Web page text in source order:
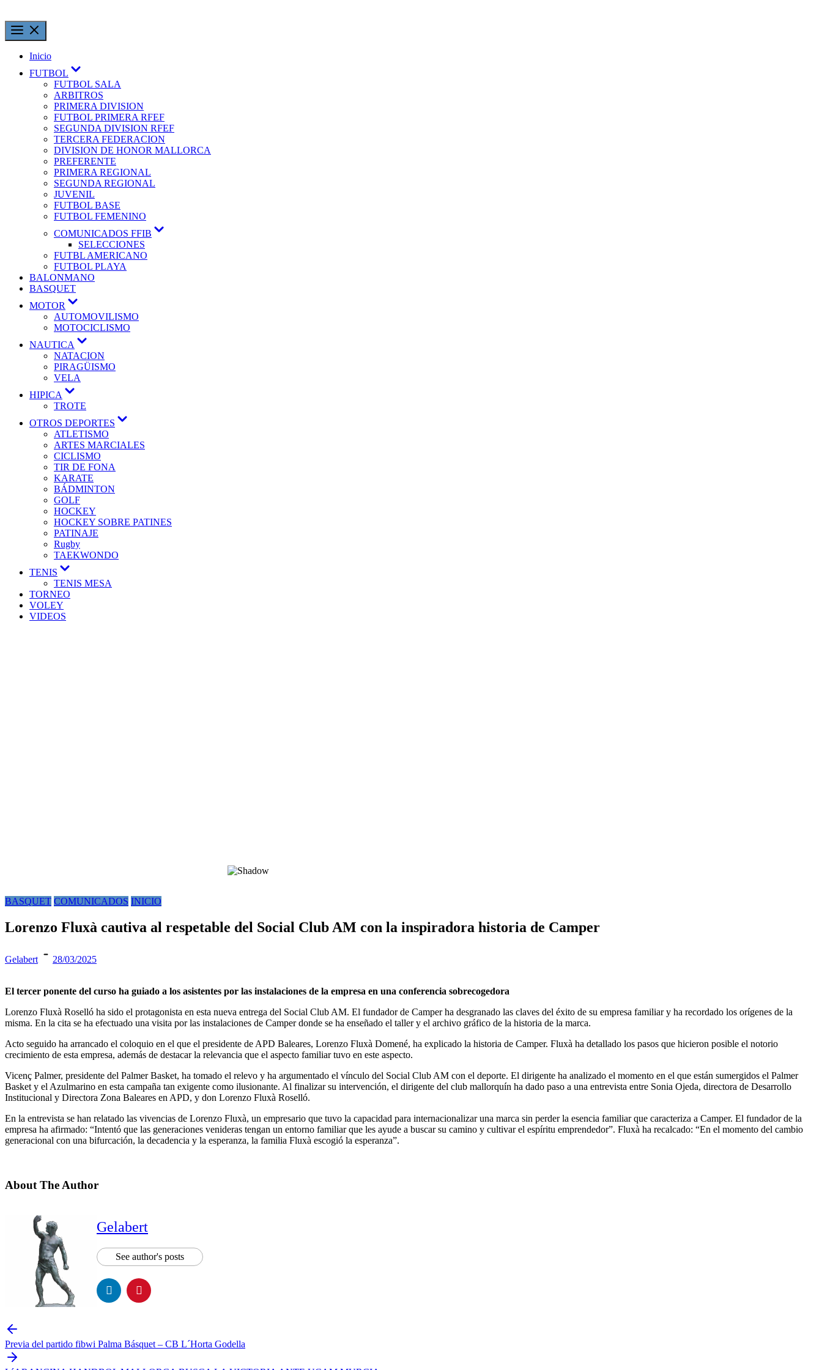
Inicio
FUTBOL
FUTBOL SALA
ARBITROS
PRIMERA DIVISION
FUTBOL PRIMERA RFEF
SEGUNDA DIVISION RFEF
TERCERA FEDERACION
DIVISION DE HONOR MALLORCA
PREFERENTE
PRIMERA REGIONAL
SEGUNDA REGIONAL
JUVENIL
FUTBOL BASE
FUTBOL FEMENINO
COMUNICADOS FFIB
SELECCIONES
FUTBL AMERICANO
FUTBOL PLAYA
BALONMANO
BASQUET
MOTOR
AUTOMOVILISMO
MOTOCICLISMO
NAUTICA
NATACION
PIRAGÜISMO
VELA
HIPICA
TROTE
OTROS DEPORTES
ATLETISMO
ARTES MARCIALES
CICLISMO
TIR DE FONA
KARATE
BÁDMINTON
GOLF
HOCKEY
HOCKEY SOBRE PATINES
PATINAJE
Rugby
TAEKWONDO
TENIS
TENIS MESA
TORNEO
VOLEY
VIDEOS
BASQUET COMUNICADOS INICIO
Lorenzo Fluxà cautiva al respetable del Social Club AM con la inspiradora historia de Camper
Gelabert 28/03/2025
El tercer ponente del curso ha guiado a los asistentes por las instalaciones de la empresa en una conferencia sobrecogedora
Lorenzo Fluxà Roselló ha sido el protagonista en esta nueva entrega del Social Club AM. El fundador de Camper ha desgranado las claves del éxito de su empresa familiar y ha recordado los orígenes de la
misma. En la cita se ha efectuado una visita por las instalaciones de Camper donde se ha enseñado el taller y el archivo gráfico de la historia de la marca.
Acto seguido ha arrancado el coloquio en el que el presidente de APD Baleares, Lorenzo Fluxà Domené, ha explicado la historia de Camper. Fluxà ha detallado los pasos que hicieron posible el notorio
crecimiento de esta empresa, además de destacar la relevancia que el aspecto familiar tuvo en este aspecto.
Vicenç Palmer, presidente del Palmer Basket, ha tomado el relevo y ha argumentado el vínculo del Social Club AM con el deporte. El dirigente ha analizado el momento en el que están sumergidos el Palmer
Basket y el Azulmarino en esta campaña tan exigente como ilusionante. Al finalizar su intervención, el dirigente del club mallorquín ha dado paso a una entrevista entre Sonia Ojeda, directora de Desarrollo
Institucional y Directora Zona Baleares en APD, y don Lorenzo Fluxà Roselló.
En la entrevista se han relatado las vivencias de Lorenzo Fluxà, un empresario que tuvo la capacidad para internacionalizar una marca sin perder la esencia familiar que caracteriza a Camper. El fundador de la
empresa ha afirmado: “Intentó que las generaciones venideras tengan un entorno familiar que les ayude a buscar su camino y cultivar el espíritu emprendedor”. Fluxà ha recalcado: “En el momento del cambio
generacional con una bifurcación, la decadencia y la esperanza, la familia Fluxà escogió la esperanza”.
About The Author
Gelabert
See author's posts
Previa del partido fibwi Palma Básquet – CB L´Horta Godella